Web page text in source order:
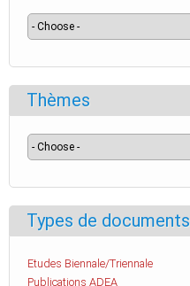
Thèmes
Types de documents
Etudes Biennale/Triennale
Publications ADEA